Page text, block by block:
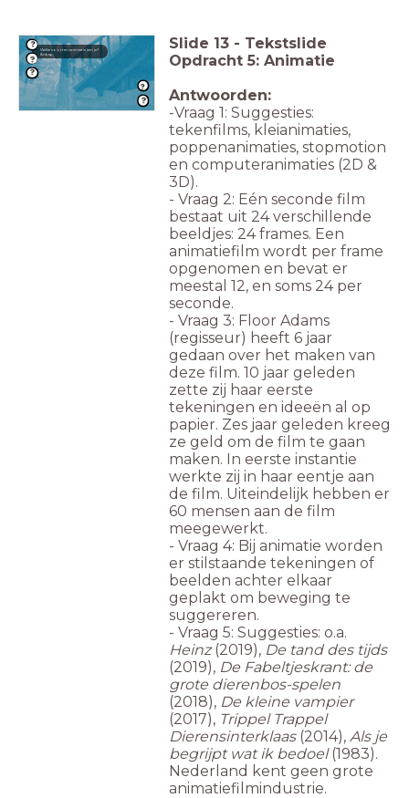
Welke soorten animatie ken je?
&nbsp;
Slide 13 - Tekstslide
Opdracht 5: Animatie
Antwoorden:
-Vraag 1: Suggesties:
tekenfilms, kleianimaties,
poppenanimaties, stopmotion
en computeranimaties (2D &
3D).
- Vraag 2: Eén seconde film
bestaat uit 24 verschillende
beeldjes: 24 frames. Een
animatiefilm wordt per frame
opgenomen en bevat er
meestal 12, en soms 24 per
seconde.
- Vraag 3: Floor Adams
(regisseur) heeft 6 jaar
gedaan over het maken van
deze film. 10 jaar geleden
zette zij haar eerste
tekeningen en ideeën al op
papier. Zes jaar geleden kreeg
ze geld om de film te gaan
maken. In eerste instantie
werkte zij in haar eentje aan
de film. Uiteindelijk hebben er
60 mensen aan de film
meegewerkt.
- Vraag 4: Bij animatie worden
er stilstaande tekeningen of
beelden achter elkaar
geplakt om beweging te
suggereren.
- Vraag 5: Suggesties: o.a.
Heinz(2019), De tand des tijds
(2019), De Fabeltjeskrant: de
grote dierenbos-spelen
(2018), De kleine vampier
(2017), Trippel Trappel
Dierensinterklaas(2014), Als je
begrijpt wat ik bedoel(1983).
Nederland kent geen grote
animatiefilmindustrie.